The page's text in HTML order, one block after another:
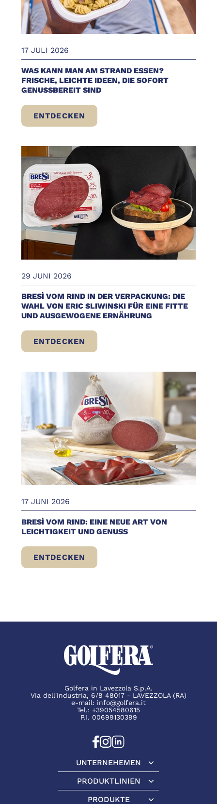
17 JULI 2026
WAS KANN MAN AM STRAND ESSEN?
FRISCHE, LEICHTE IDEEN, DIE SOFORT
GENUSSBEREIT SIND
ENTDECKEN
WAS KANN MAN AM STRAND ESSEN?
29 JUNI 2026
BRESÌ VOM RIND IN DER VERPACKUNG: DIE
WAHL VON ERIC SLIWINSKI FÜR EINE FITTE
UND AUSGEWOGENE ERNÄHRUNG
ENTDECKEN
BRESÌ VOM RIND IN DER VERPACKUNG:
17 JUNI 2026
BRESÌ VOM RIND: EINE NEUE ART VON
LEICHTIGKEIT UND GENUSS
ENTDECKEN
BRESÌ VOM RIND: EINE NEUE ART VON
Golfera in Lavezzola S.p.A.
Via dell'industria, 6/8 48017 - LAVEZZOLA (RA)
e-mail: info@golfera.it
Tel.: +39054580615
P.I. 00699130399
UNTERNEHEMEN
Unternehemen
PRODUKTLINIEN
Produktlinien
PRODUKTE